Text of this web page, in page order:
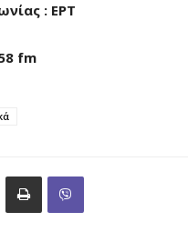
: ΕΡΤ
fm